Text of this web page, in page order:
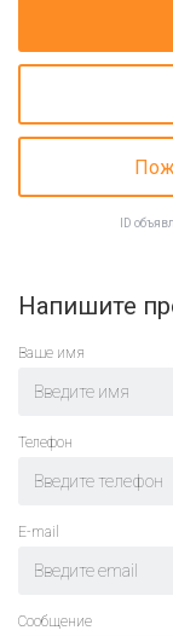
ID
Напишите
Ваше имя
Телефон
E-mail
Cообщение